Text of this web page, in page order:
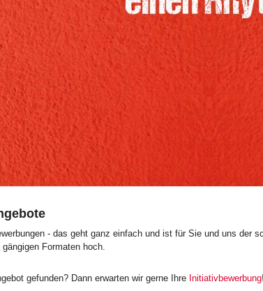
- das geht ganz einfach und ist für Sie und uns der
Formaten hoch.
gefunden? Dann erwarten wir gerne Ihre Initiativbewerbung!